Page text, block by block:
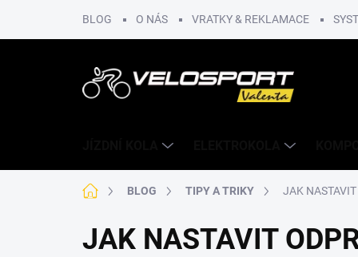
obsah
BLOG O NÁS VRATKY & REKLAMACE
Domů BLOG TIPY A TRIKY JAK
JAK NASTAVIT